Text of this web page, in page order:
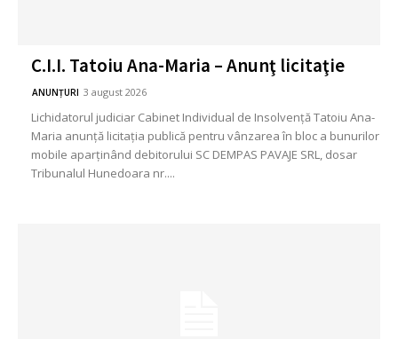
C.I.I. Tatoiu Ana-Maria – Anunţ licitaţie
ANUNȚURI 3 august 2026
Lichidatorul judiciar Cabinet Individual de Insolvenţă Tatoiu Ana-
Maria anunță licitația publică pentru vânzarea în bloc a bunurilor
mobile aparținând debitorului SC DEMPAS PAVAJE SRL, dosar
Tribunalul Hunedoara nr....